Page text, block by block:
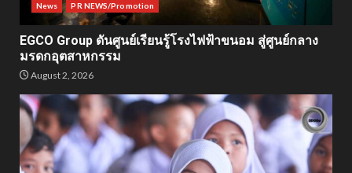
News PR NEWS/Promotion
EGCO Group ดันศูนย์เรียนรู้โรงไฟฟ้าขนอม สู่ศูนย์กลาง
มรดกอุตสาหกรรม
August 2, 2026